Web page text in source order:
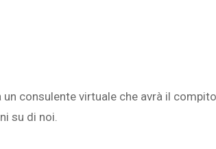
consulente virtuale che avrà il
su di noi.